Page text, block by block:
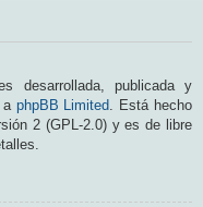
desarrollada, publicada y
a phpBB Limited. Está hecho
2 (GPL-2.0) y es de libre